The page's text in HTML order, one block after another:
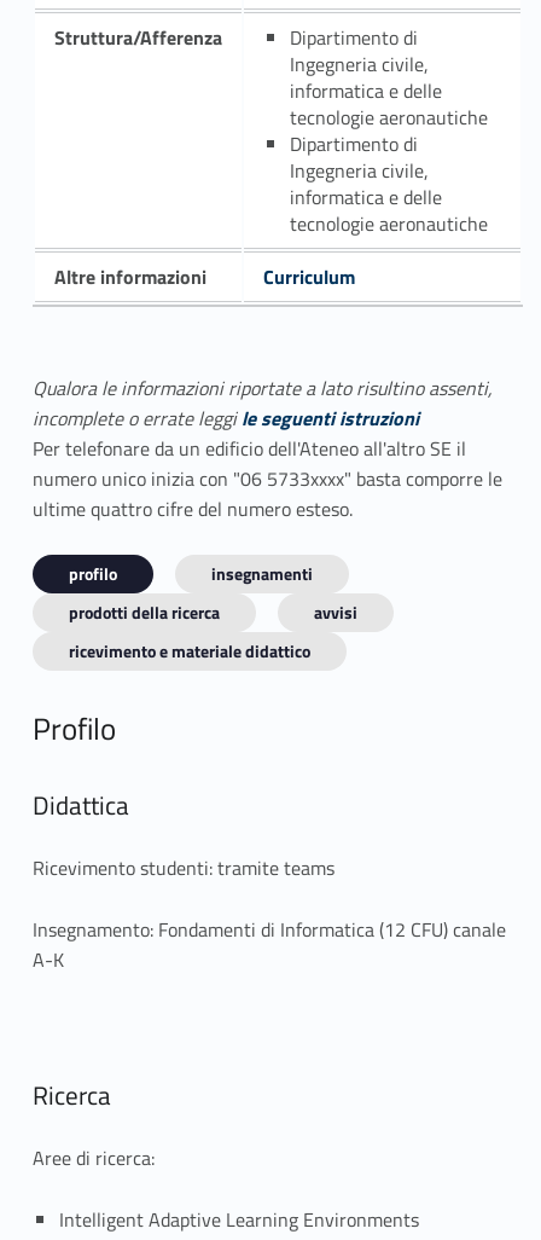
Struttura/Afferenza
Dipartimento di
Ingegneria civile,
informatica e delle
tecnologie aeronautiche
Dipartimento di
Ingegneria civile,
informatica e delle
tecnologie aeronautiche
Altre informazioni
Curriculum
Qualora le informazioni riportate a lato risultino assenti,
incomplete o errate leggile seguenti istruzioni
Per telefonare da un edificio dell'Ateneo all'altro SE il
numero unico inizia con "06 5733xxxx" basta comporre le
ultime quattro cifre del numero esteso.
profilo
insegnamenti
prodotti della ricerca
avvisi
ricevimento e materiale didattico
Profilo
Didattica
Ricevimento studenti: tramite teams
Insegnamento: Fondamenti di Informatica (12 CFU) canale
A-K
Ricerca
Aree di ricerca:
Intelligent Adaptive Learning Environments